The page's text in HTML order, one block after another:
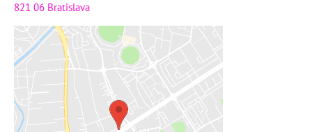
821 06 Bratislava
Externý obsah je blokovaný
Prajete si načítať externý obsah?